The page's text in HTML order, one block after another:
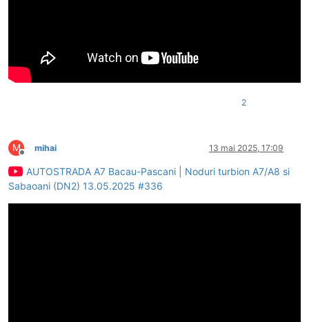
2
M
Deconectat
mihai 13 mai 2025, 17:09
AUTOSTRADA A7 Bacau-Pascani | Noduri turbion A7/A8 si
Sabaoani (DN2) 13.05.2025 #336